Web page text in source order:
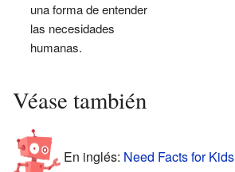
una forma de entender
las necesidades
humanas.
Véase también
En inglés: Need Facts for Kids